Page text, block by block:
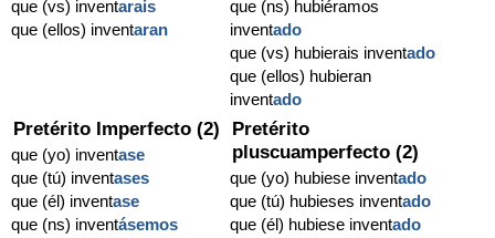
que (vs) inventarais
que (ellos) inventaran
que (ns) hubiéramos
inventado
que (vs) hubierais inventado
que (ellos) hubieran
inventado
Pretérito Imperfecto (2)
que (yo) inventase
que (tú) inventases
que (él) inventase
que (ns) inventásemos
Pretérito
pluscuamperfecto (2)
que (yo) hubiese inventado
que (tú) hubieses inventado
que (él) hubiese inventado